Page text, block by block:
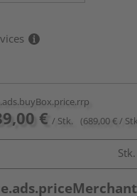
€ / Stk. (689,00 € /
Stk.